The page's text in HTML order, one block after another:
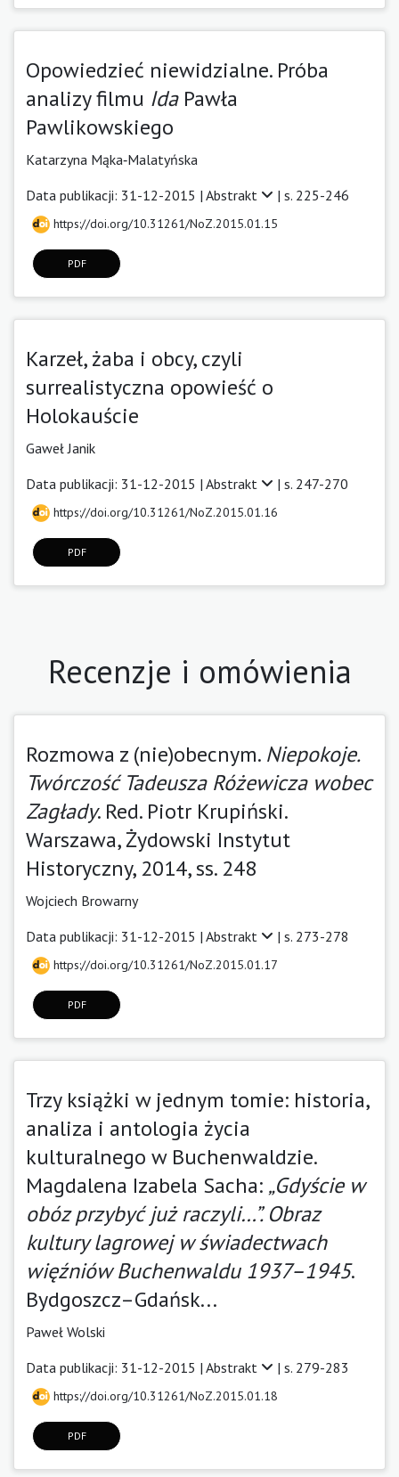
Opowiedzieć niewidzialne. Próba
analizy filmu IdaPawła
Pawlikowskiego
Katarzyna Mąka‑Malatyńska
Data publikacji: 31-12-2015 | Abstrakt | s. 225-246
https://doi.org/10.31261/NoZ.2015.01.15
PDF
Karzeł, żaba i obcy, czyli
surrealistyczna opowieść o
Holokauście
Gaweł Janik
Data publikacji: 31-12-2015 | Abstrakt | s. 247-270
https://doi.org/10.31261/NoZ.2015.01.16
PDF
Recenzje i omówienia
Rozmowa z (nie)obecnym. Niepokoje.
Twórczość Tadeusza Różewicza wobec
Zagłady. Red. Piotr Krupiński.
Warszawa, Żydowski Instytut
Historyczny, 2014, ss. 248
Wojciech Browarny
Data publikacji: 31-12-2015 | Abstrakt | s. 273-278
https://doi.org/10.31261/NoZ.2015.01.17
PDF
Trzy książki w jednym tomie: historia,
analiza i antologia życia
kulturalnego w Buchenwaldzie.
Magdalena Izabela Sacha: „Gdyście w
obóz przybyć już raczyli…”. Obraz
kultury lagrowej w świadectwach
więźniów Buchenwaldu 1937–1945.
Bydgoszcz–Gdańsk...
Paweł Wolski
Data publikacji: 31-12-2015 | Abstrakt | s. 279-283
https://doi.org/10.31261/NoZ.2015.01.18
PDF